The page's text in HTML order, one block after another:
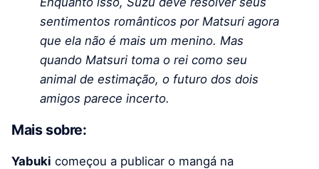
sentimentos românticos por Matsuri agora
que ela não é mais um menino. Mas
quando Matsuri toma o rei como seu
animal de estimação, o futuro dos dois
amigos parece incerto.
Mais sobre:
Yabuki começou a publicar o mangá na